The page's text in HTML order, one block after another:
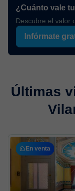
¿Cuánto vale
Descubre el valor
Infórmate
Últimas
En venta